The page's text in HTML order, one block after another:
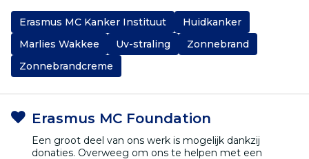
Erasmus MC Kanker Instituut
Huidkanker
Marlies Wakkee
Uv-straling
Zonnebrand
Zonnebrandcreme
Erasmus MC Foundation
Een groot deel van ons werk is mogelijk dankzij
donaties. Overweeg om ons te helpen met een